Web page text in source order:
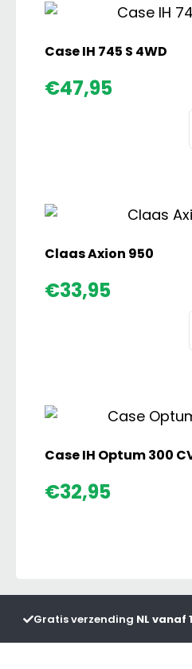
Case IH 745 S 4WD
€47,95
Claas Axion 950
€33,95
Case IH Optum 300
€32,95
Gratis verzending NL vanaf